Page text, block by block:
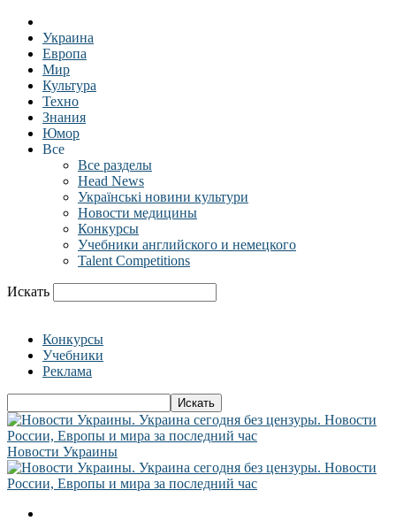
Украина
Европа
Мир
Культура
Техно
Знания
Юмор
Все
Все разделы
Head News
Українські новини культури
Новости медицины
Конкурсы
Учебники английского и немецкого
Talent Competitions
Искать
Конкурсы
Учебники
Реклама
Новости Украины